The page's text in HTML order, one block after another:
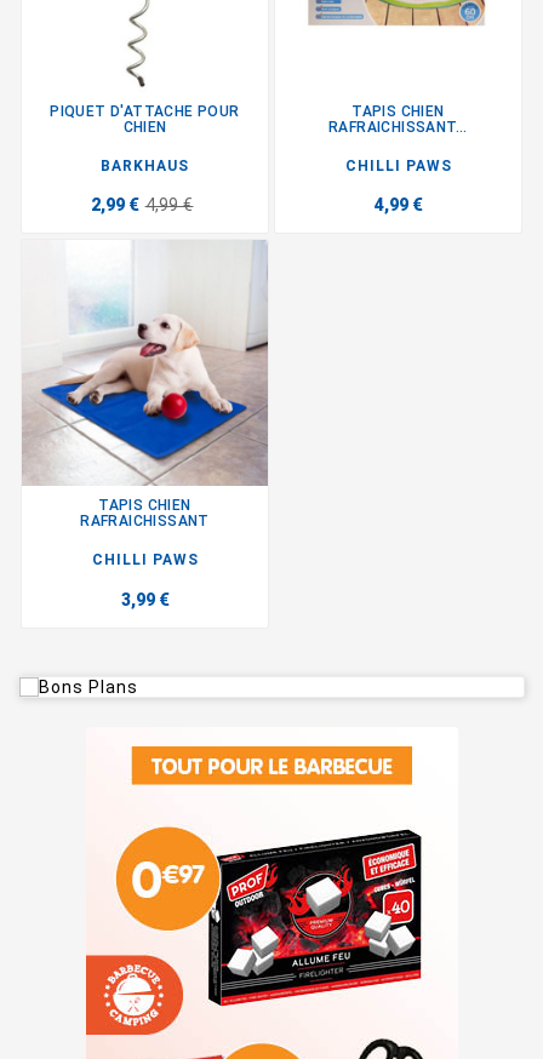
PIQUET D'ATTACHE POUR
CHIEN
BARKHAUS
2,99 € 4,99 €
TAPIS CHIEN
RAFRAICHISSANT...
CHILLI PAWS
4,99 €
TAPIS CHIEN
RAFRAICHISSANT
CHILLI PAWS
3,99 €